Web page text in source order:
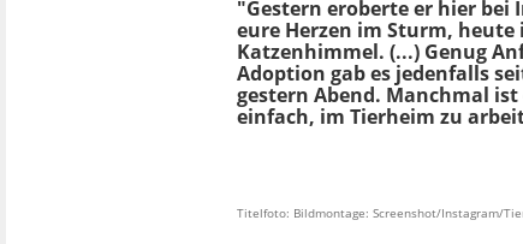
"Gestern eroberte er hier bei
eure Herzen im Sturm, heute
Katzenhimmel. (...) Genug
Adoption gab es jedenfalls
gestern Abend. Manchmal
einfach, im Tierheim zu
Titelfoto: Bildmontage: Screenshot/Instagram/